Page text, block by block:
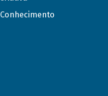
Conhecimento